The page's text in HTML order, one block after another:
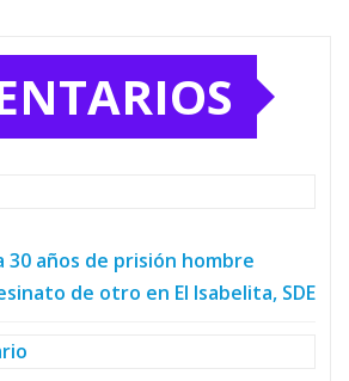
30 años de prisión hombre
de otro en El Isabelita, SDE